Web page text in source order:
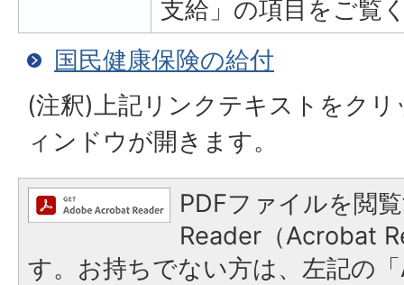
支給」の項目をご覧
国民健康保険の給付
(注釈)上記リンクテキストをク
ィンドウが開きます。
PDFファイルを閲
Reader（Acrobat
す。お持ちでない方は、左記の